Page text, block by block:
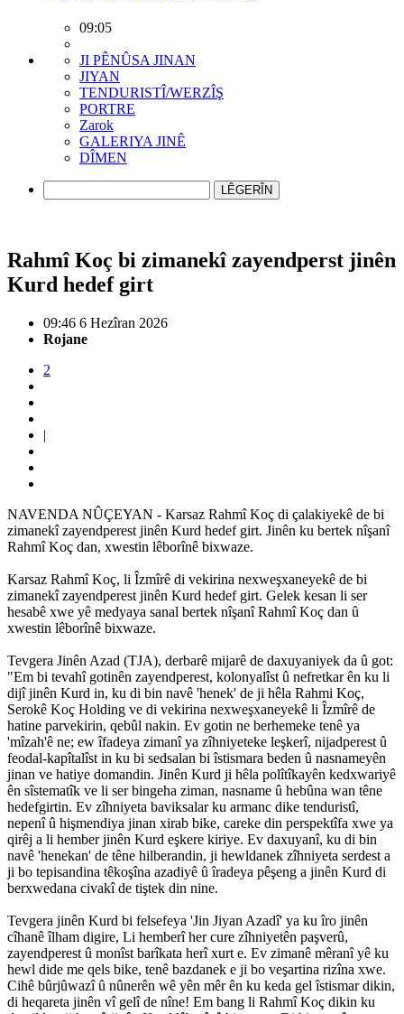
09:05
JI PÊNÛSA JINAN
JIYAN
TENDURISTÎ/WERZÎŞ
PORTRE
Zarok
GALERIYA JINÊ
DÎMEN
LÊGERÎN
Rahmî Koç bi zimanekî zayendperst jinên
Kurd hedef girt
09:46 6 Hezîran 2026
Rojane
2
|
NAVENDA NÛÇEYAN - Karsaz Rahmî Koç di çalakiyekê de bi
zimanekî zayendperest jinên Kurd hedef girt. Jinên ku bertek nîşanî
Rahmî Koç dan, xwestin lêborînê bixwaze.
Karsaz Rahmî Koç, li Îzmîrê di vekirina nexweşxaneyekê de bi
zimanekî zayendperest jinên Kurd hedef girt. Gelek kesan li ser
hesabê xwe yê medyaya sanal bertek nîşanî Rahmî Koç dan û
xwestin lêborînê bixwaze.
Tevgera Jinên Azad (TJA), derbarê mijarê de daxuyaniyek da û got:
"Em bi tevahî gotinên zayendperest, kolonyalîst û nefretkar ên ku li
dijî jinên Kurd in, ku di bin navê 'henek' de ji hêla Rahmi Koç,
Serokê Koç Holding ve di vekirina nexweşxaneyekê li Îzmîrê de
hatine parvekirin, qebûl nakin. Ev gotin ne berhemeke tenê ya
'mîzah'ê ne; ew îfadeya zimanî ya zîhniyeteke leşkerî, nijadperest û
feodal-kapîtalîst in ku bi sedsalan bi îstismara beden û nasnameyên
jinan ve hatiye domandin. Jinên Kurd ji hêla polîtîkayên kedxwariyê
ên sîstematîk ve li ser bingeha ziman, nasname û hebûna wan têne
hedefgirtin. Ev zîhniyeta baviksalar ku armanc dike tenduristî,
nepenî û hişmendiya jinan xirab bike, careke din perspektîfa xwe ya
qirêj a li hember jinên Kurd eşkere kiriye. Ev daxuyanî, ku di bin
navê 'henekan' de têne hilberandin, ji hewldanek zîhniyeta serdest a
ji bo tepisandina têkoşîna azadiyê û îradeya pêşeng a jinên Kurd di
berxwedana civakî de tiştek din nine.
Tevgera jinên Kurd bi felsefeya 'Jin Jiyan Azadî' ya ku îro jinên
cîhanê îlham digire, Li hemberî her cure zîhniyetên paşverû,
zayendperest û monîst barîkata herî xurt e. Ev zimanê mêranî yê ku
hewl dide me qels bike, tenê bazdanek e ji bo veşartina rizîna xwe.
Cihê bûrjûwazî û nûnerên wê yên mêr ên ku keda gel îstismar dikin,
di heqareta jinên vî gelî de nîne! Em bang li Rahmî Koç dikin ku